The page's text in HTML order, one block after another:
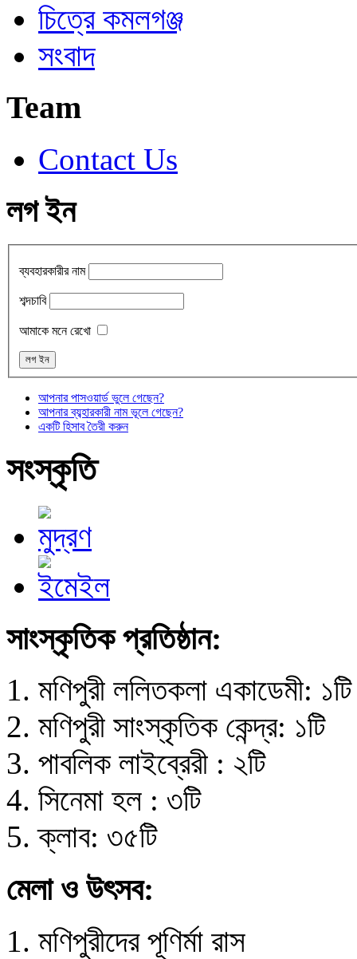
চিত্রে কমলগঞ্জ
সংবাদ
Team
Contact Us
লগ ইন
ব্যবহারকারীর নাম
শব্দচাবি
আমাকে মনে রেখো
আপনার পাসওয়ার্ড ভুলে গেছেন?
আপনার ব্যব্হারকারী নাম ভূলে গেছেন?
একটি হিসাব তৈরী করুন
সংস্কৃতি
সাংস্কৃতিক প্রতিষ্ঠান:
মণিপুরী ললিতকলা একাডেমী: ১টি
মণিপুরী সাংস্কৃতিক কেন্দ্র: ১টি
পাবলিক লাইব্রেরী : ২টি
সিনেমা হল : ৩টি
ক্লাব: ৩৫টি
মেলা ও উৎসব:
মণিপুরীদের পূণির্মা রাস